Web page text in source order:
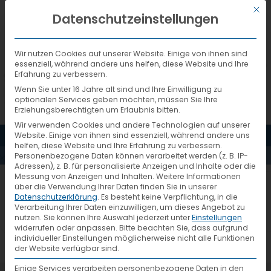
DEUTSCH
MENÜ
DRUCK
Mit
Datenschutzeinstellungen
Wir nutzen Cookies auf unserer Website. Einige von ihnen sind
essenziell, während andere uns helfen, diese Website und Ihre
Erfahrung zu verbessern.
Wenn Sie unter 16 Jahre alt sind und Ihre Einwilligung zu
optionalen Services geben möchten, müssen Sie Ihre
Erziehungsberechtigten um Erlaubnis bitten.
Wir verwenden Cookies und andere Technologien auf unserer
Website. Einige von ihnen sind essenziell, während andere uns
helfen, diese Website und Ihre Erfahrung zu verbessern.
Personenbezogene Daten können verarbeitet werden (z. B. IP-
Adressen), z. B. für personalisierte Anzeigen und Inhalte oder die
Messung von Anzeigen und Inhalten. Weitere Informationen
über die Verwendung Ihrer Daten finden Sie in unserer
Datenschutzerklärung. Es besteht keine Verpflichtung, in die
Verarbeitung Ihrer Daten einzuwilligen, um dieses Angebot zu
nutzen. Sie können Ihre Auswahl jederzeit unterEinstellungen
widerrufen oder anpassen. Bitte beachten Sie, dass aufgrund
individueller Einstellungen möglicherweise nicht alle Funktionen
der Website verfügbar sind.
Einige Services verarbeiten personenbezogene Daten in den